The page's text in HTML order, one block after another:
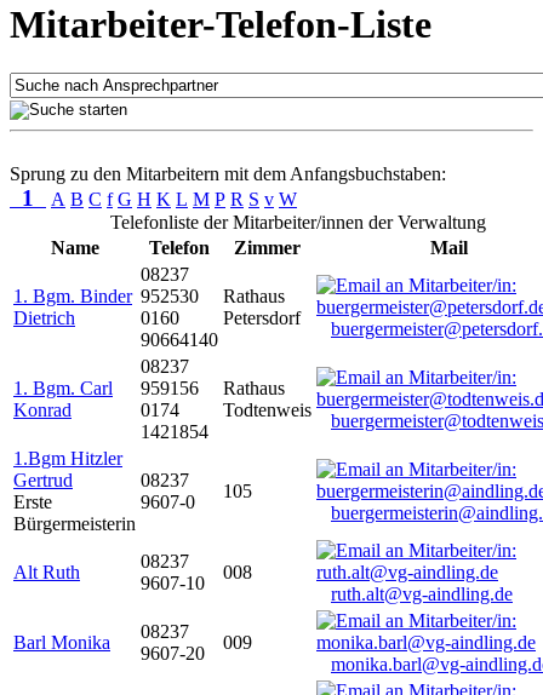
Mitarbeiter-Telefon-Liste
Sprung zu den Mitarbeitern mit dem Anfangsbuchstaben:
1 A B C f G H K L M P R S v W
Telefonliste der Mitarbeiter/innen der Verwaltung
Name
Telefon Zimmer Mail
1. Bgm. Binder
Dietrich
08237
952530
0160
90664140
Rathaus
Petersdorf
1. Bgm. Carl
Konrad
08237
959156
0174
1421854
Rathaus
Todtenweis
1.Bgm Hitzler
Gertrud
Erste
Bürgermeisterin
08237
9607-0
105
Alt Ruth
08237
9607-10
008
ruth.alt@vg-aindling.de
Barl Monika
08237
9607-20
009
monika.barl@vg-